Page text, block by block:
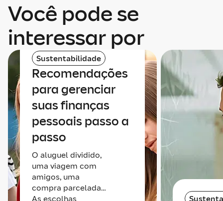
Você pode se
interessar por
Sustentabilidade
Recomendações
para gerenciar
suas finanças
pessoais passo a
passo
O aluguel dividido,
uma viagem com
amigos, uma
compra parcelada…
As escolhas